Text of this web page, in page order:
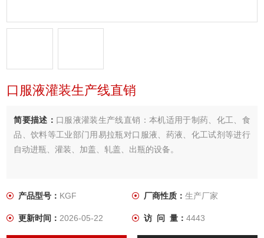
口服液灌装生产线直销
简要描述： 口服液灌装生产线直销：本机适用于制药、化工、食
品、饮料等工业部门用易拉瓶对口服液、药液、化工试剂等进行
自动进瓶、灌装、加盖、轧盖、出瓶的设备。
产品型号： KGF 厂商性质： 生产厂家
更新时间：2026-05-22 访 问 量： 4443